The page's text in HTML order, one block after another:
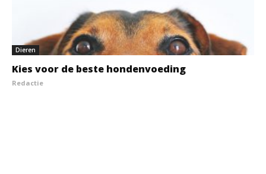
Dieren
Kies voor de beste hondenvoeding
Redactie